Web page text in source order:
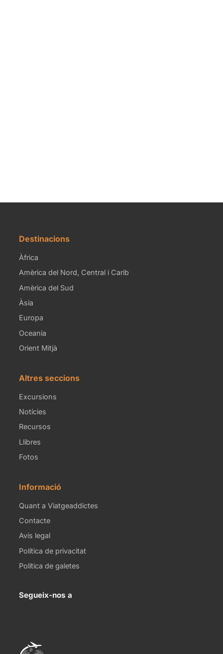
Destinacions
Àfrica
Amèrica del Nord, Central i Carib
Amèrica del Sud
Àsia
Europa
Oceania
Orient Mitjà
Altres seccions
Excursions
Notícies
Recursos
Llibres
Fotos
Informació
Quant a Viatgeaddictes
Contacte
Avís legal
Política de privacitat
Política de galetes
Segueix-nos a